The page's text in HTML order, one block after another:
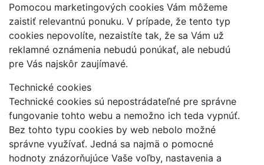
Pomocou marketingových cookies Vám môžeme
zaistiť relevantnú ponuku. V prípade, že tento typ
cookies nepovolíte, nezaistíte tak, že sa Vám už
reklamné oznámenia nebudú ponúkať, ale nebudú
pre Vás najskôr zaujímavé.
Technické cookies
Technické cookies sú nepostrádateľné pre správne
fungovanie tohto webu a nemožno ich teda vypnúť.
Bez tohto typu cookies by web nebolo možné
správne využívať. Jedná sa najmä o pomocné
hodnoty znázorňujúce Vaše voľby, nastavenia a